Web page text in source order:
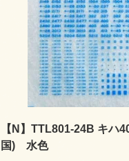
【N】TTL801-24B キハ
国) 水色